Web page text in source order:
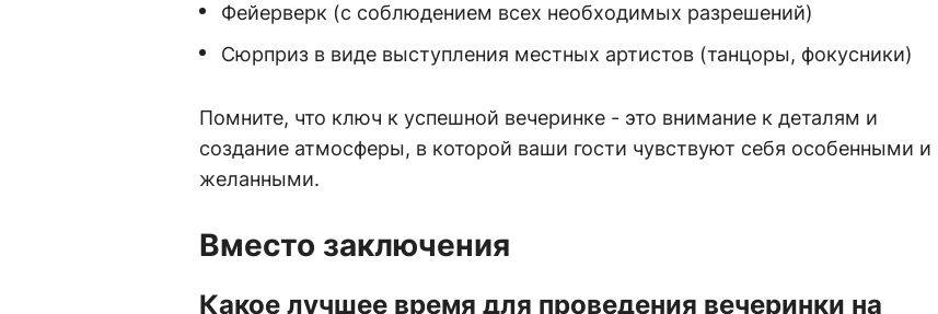
Фейерверк (с соблюдением всех необходимых разрешений)
Сюрприз в виде выступления местных артистов (танцоры, фокусники)
Помните, что ключ к успешной вечеринке - это внимание к деталям и
создание атмосферы, в которой ваши гости чувствуют себя особенными и
желанными.
Вместо заключения
Какое лучшее время для проведения вечеринки на